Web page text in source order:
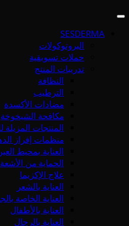
SESDERMA
البروتوكولات
حملات تسويقية
تدريبات المنتج
النظافة
الترطيب
مضادات الأكسدة
مكافحة الشيخوخة
المنتجات المزيلة
منظمات إفراز
العناية بمحيط
الحماية من
علاج الإكزيما
العناية بالشعر
العناية الخاصة
العناية بالأطفال
العناية بالرجال